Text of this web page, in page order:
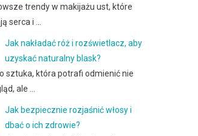
trendy w makijażu ust, które
serca i …
Jak nakładać róż i rozświetlacz, aby
uzyskać naturalny blask?
sztuka, która potrafi odmienić nie
ale …
Jak bezpiecznie rozjaśnić włosy i
dbać o ich zdrowie?